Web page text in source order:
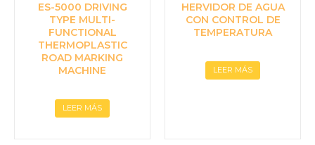
ES-5000 DRIVING
TYPE MULTI-
FUNCTIONAL
THERMOPLASTIC
ROAD MARKING
MACHINE
LEER MÁS
HERVIDOR DE AGUA
CON CONTROL DE
TEMPERATURA
LEER MÁS